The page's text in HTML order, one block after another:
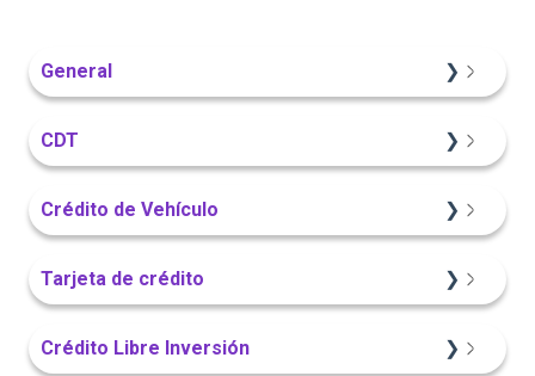
General
CDT
Crédito de Vehículo
Tarjeta de crédito
Crédito Libre Inversión